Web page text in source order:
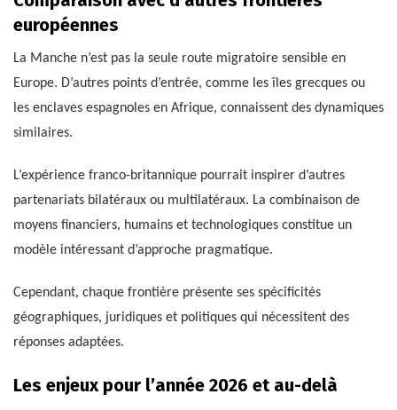
européennes
La Manche n’est pas la seule route migratoire sensible en
Europe. D’autres points d’entrée, comme les îles grecques ou
les enclaves espagnoles en Afrique, connaissent des dynamiques
similaires.
L’expérience franco-britannique pourrait inspirer d’autres
partenariats bilatéraux ou multilatéraux. La combinaison de
moyens financiers, humains et technologiques constitue un
modèle intéressant d’approche pragmatique.
Cependant, chaque frontière présente ses spécificités
géographiques, juridiques et politiques qui nécessitent des
réponses adaptées.
Les enjeux pour l’année 2026 et au-delà